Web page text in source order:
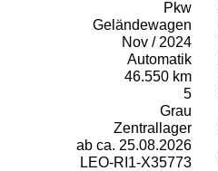
Pkw
Geländewagen
Nov / 2024
Automatik
46.550 km
5
Grau
Zentrallager
ab ca. 25.08.2026
LEO-RI1-X35773